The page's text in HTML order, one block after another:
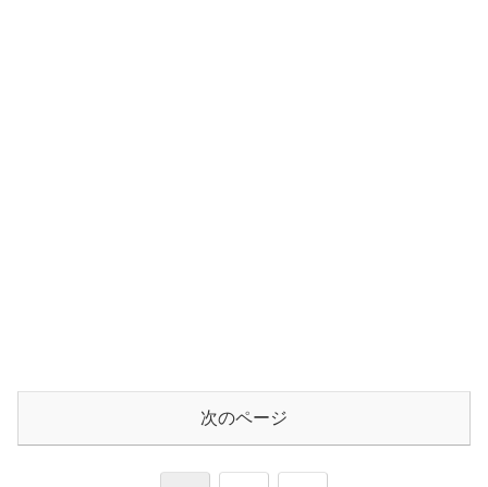
次のページ